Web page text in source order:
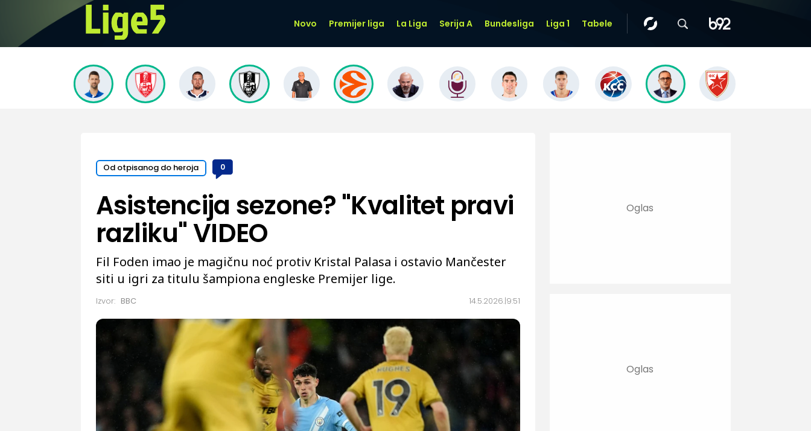
Novo Premijer liga La Liga Serija A Bundesliga Liga 1 Tabele
Od otpisanog do heroja 0
14.5.2026. 9:51
Asistencija sezone? "Kvalitet pravi
razliku" VIDEO
Fil Foden imao je magičnu noć protiv Kristal Palasa i ostavio Mančester
siti u igri za titulu šampiona engleske Premijer lige.
Izvor: BBC